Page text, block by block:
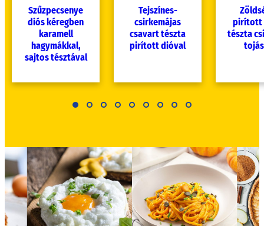
Szűzpecsenye
diós kéregben
karamell
hagymákkal,
sajtos tésztával
Tejszínes-
csirkemájas
csavart tészta
pirított dióval
pirított
tészta